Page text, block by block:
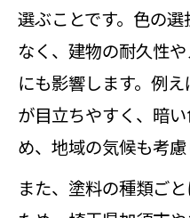
選ぶことです。色の
なく、建物の耐久性
にも影響します。例
が目立ちやすく、暗
め、地域の気候も考慮
また、塗料の種類ご